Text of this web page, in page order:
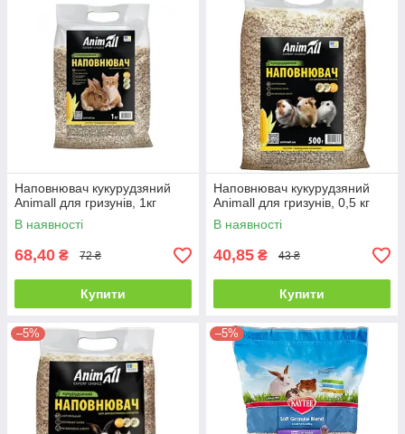
Наповнювач кукурудзяний
Animall для гризунів, 1кг
В наявності
68,40 ₴ 72 ₴
Купити
Наповнювач кукурудзяний
Animall для гризунів, 0,5 кг
В наявності
40,85 ₴ 43 ₴
Купити
–5% –5%